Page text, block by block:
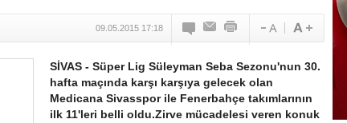
Biba: “Bursa’yı Geleceğe Hazırlıyoruz”
Özdağ: “Bu Bir PKK Affıdır”
Nilüfer'e 7 yeni park
İznik Gölü'ne düşen genç toprağa verildi
09.05.2015 17:18
SİVAS - Süper Lig Süleyman Seba Sezonu'nun 30.
hafta maçında karşı karşıya gelecek olan
Medicana Sivasspor ile Fenerbahçe takımlarının
ilk 11'leri belli oldu.Zirve mücadelesi veren konuk